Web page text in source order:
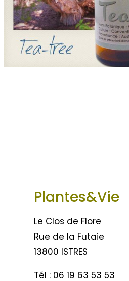
Plantes&Vie
Le Clos de Flore
Rue de la Futaie
13800 ISTRES
Tél : 06 19 63 53 53